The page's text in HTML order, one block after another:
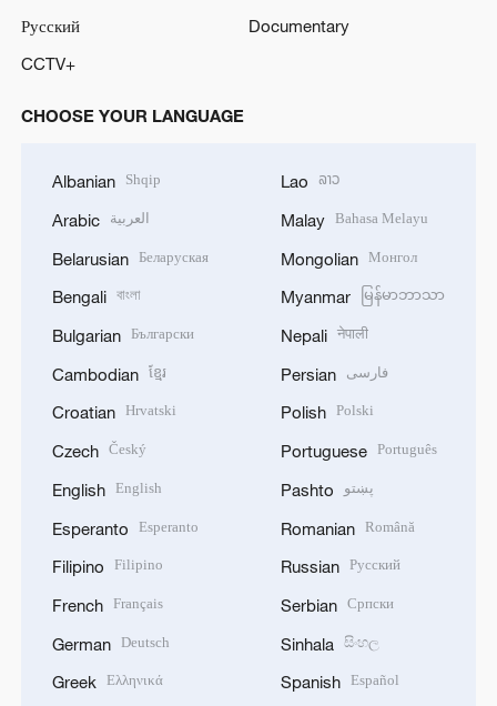
Русский
Documentary
CCTV+
CHOOSE YOUR LANGUAGE
Albanian Shqip
Arabic العربية
Belarusian Беларуская
Bengali বাংলা
Bulgarian Български
Cambodian ខ្មែរ
Croatian Hrvatski
Czech Český
English English
Esperanto Esperanto
Filipino Filipino
French Français
German Deutsch
Greek Ελληνικά
Lao ລາວ
Malay Bahasa Melayu
Mongolian Монгол
Myanmar မြန်မာဘာသာ
Nepali नेपाली
Persian فارسی
Polish Polski
Portuguese Português
Pashto پښتو
Romanian Română
Russian Русский
Serbian Српски
Sinhala සිංහල
Spanish Español